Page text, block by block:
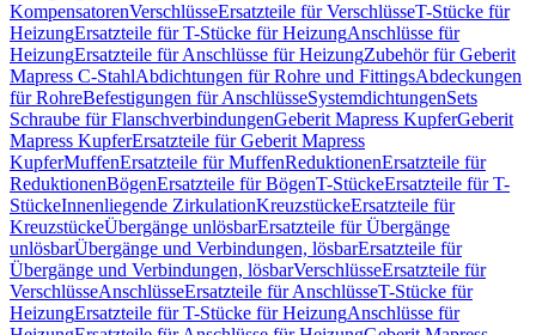
KompensatorenVerschlüsseErsatzteile für VerschlüsseT-Stücke für
HeizungErsatzteile für T-Stücke für HeizungAnschlüsse für
HeizungErsatzteile für Anschlüsse für HeizungZubehör für Geberit
Mapress C-StahlAbdichtungen für Rohre und FittingsAbdeckungen
für RohreBefestigungen für AnschlüsseSystemdichtungenSets
Schraube für FlanschverbindungenGeberit Mapress KupferGeberit
Mapress KupferErsatzteile für Geberit Mapress
KupferMuffenErsatzteile für MuffenReduktionenErsatzteile für
ReduktionenBögenErsatzteile für BögenT-StückeErsatzteile für T-
StückeInnenliegende ZirkulationKreuzstückeErsatzteile für
KreuzstückeÜbergänge unlösbarErsatzteile für Übergänge
unlösbarÜbergänge und Verbindungen, lösbarErsatzteile für
Übergänge und Verbindungen, lösbarVerschlüsseErsatzteile für
VerschlüsseAnschlüsseErsatzteile für AnschlüsseT-Stücke für
HeizungErsatzteile für T-Stücke für HeizungAnschlüsse für